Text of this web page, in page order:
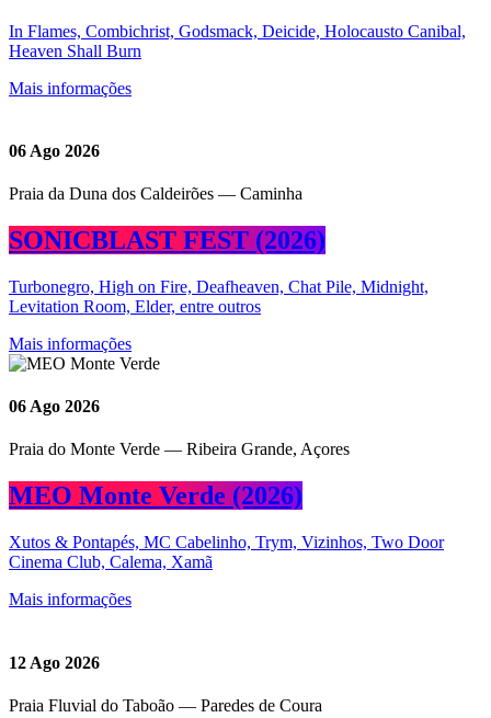
In Flames, Combichrist, Godsmack, Deicide, Holocausto Canibal,
Heaven Shall Burn
Mais informações
06 Ago 2026
Praia da Duna dos Caldeirões — Caminha
SONICBLAST FEST (2026)
Turbonegro, High on Fire, Deafheaven, Chat Pile, Midnight,
Levitation Room, Elder, entre outros
Mais informações
06 Ago 2026
Praia do Monte Verde — Ribeira Grande, Açores
MEO Monte Verde (2026)
Xutos & Pontapés, MC Cabelinho, Trym, Vizinhos, Two Door
Cinema Club, Calema, Xamã
Mais informações
12 Ago 2026
Praia Fluvial do Taboão — Paredes de Coura